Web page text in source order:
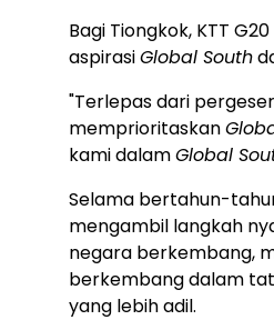
Bagi Tiongkok, KTT
aspirasiGlobal South
"Terlepas dari
memprioritaskan
kami dalamGlobal
Selama bertahun-
mengambil langkah
negara berkembang,
berkembang dalam
yang lebih adil.